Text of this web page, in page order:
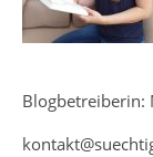
Blogbetreiberin: